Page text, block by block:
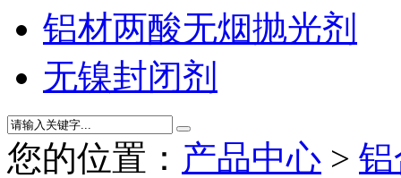
铝材两酸无烟抛光剂
无镍封闭剂
您的位置： 产品中心 >